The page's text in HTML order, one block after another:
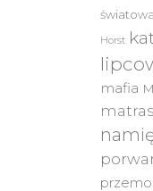
światowa
Horst
mafia
matras